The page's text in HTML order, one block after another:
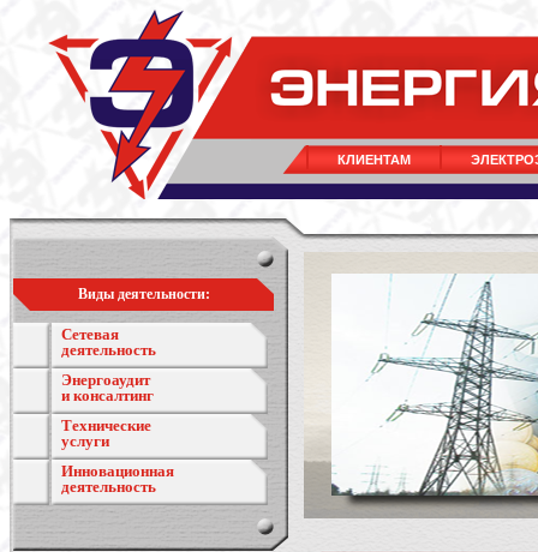
КЛИЕНТАМ
Виды деятельности:
Сетевая
деятельность
Энергоаудит
и консалтинг
Технические
услуги
Инновационная
деятельность